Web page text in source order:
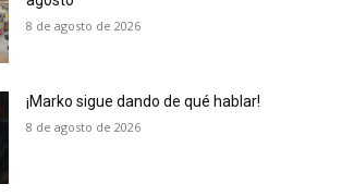
8 de agosto de 2026
¡Marko sigue dando de qué hablar!
8 de agosto de 2026